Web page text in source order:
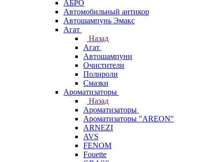
АБРО
Автомобильный антикор
Автошампунь Эмакс
Агат
Назад
Агат
Автошампуни
Очистители
Полироли
Смазки
Ароматизаторы
Назад
Ароматизаторы
Ароматизаторы "AREON"
ARNEZI
AVS
FENOM
Fouette